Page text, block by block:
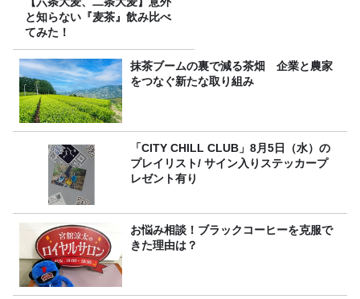
と知らない『麦茶』飲み比べ
てみた！
抹茶ブームの裏で減る茶畑 企業と農家
をつなぐ新たな取り組み
「CITY CHILL CLUB」8月5日（水）の
プレイリスト/ サイン入りステッカープ
レゼント有り
お悩み相談！ブラックコーヒーを克服で
きた理由は？